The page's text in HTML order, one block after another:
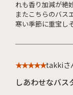
れも香り加減が絶
またこちらのバス
寒い季節に重宝し
★★★★★takkiさ
しあわせなバス